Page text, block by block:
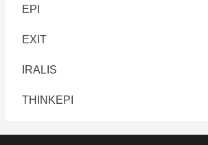
EPI
EXIT
IRALIS
THINKEPI